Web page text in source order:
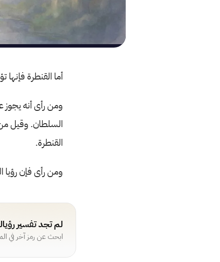
أما القنطرة فإنها
ومن رأى أنه
السلطان. وقيل من
القنطرة.
ومن رأى فإن
لم تجد تفسير
ابحث عن رمز آخر في